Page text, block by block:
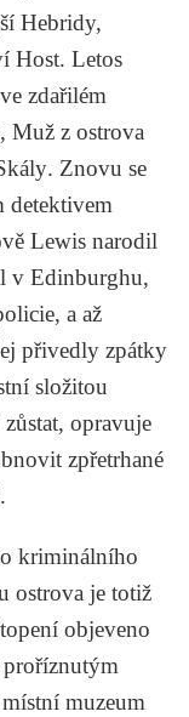
Hebridy,
Host. Letos
zdařilém
Muž z ostrova
. Znovu se
detektivem
Lewis narodil
v Edinburghu,
a až
přivedly zpátky
složitou
opravuje
zpřetrhané
kriminálního
ostrova je totiž
objeveno
muzeum